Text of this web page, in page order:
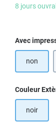
8 jours
Sélectionnez
Avec
non
Sélectionnez
Couleur
noir